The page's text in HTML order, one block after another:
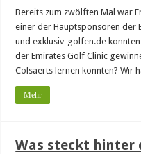
Bereits zum zwölften Mal war
einer der Hauptsponsoren der
und exklusiv-golfen.de
der Emirates Golf Clinic
Colsaerts lernen konnten? Wir
Mehr
Was steckt hinter